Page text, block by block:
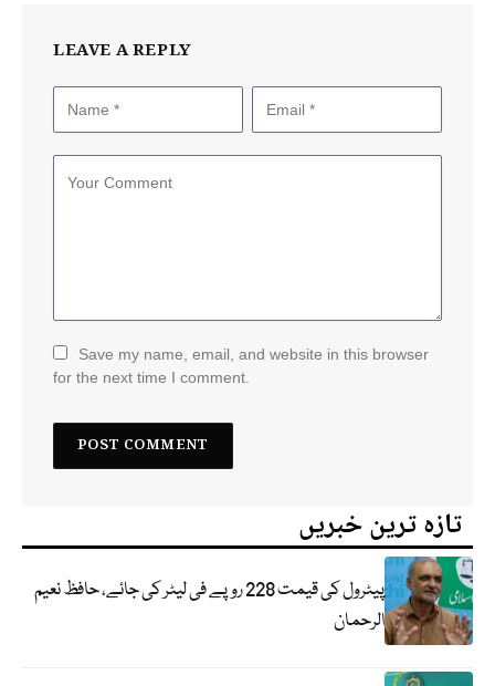
LEAVE A REPLY
Save my name, email, and website in this browser
for the next time I comment.
تازہ ترین خبریں
پیٹرول کی قیمت 228 روپے فی لیٹر کی جائے، حافظ نعیم
الرحمان